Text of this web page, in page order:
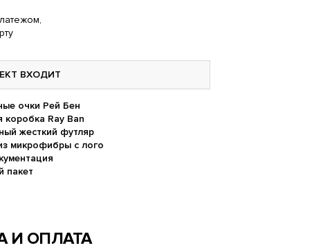
ВХОДИТ
очки Рей Бен
коробка Ray Ban
жесткий футляр
микрофибры с лого
пакет
И ОПЛАТА